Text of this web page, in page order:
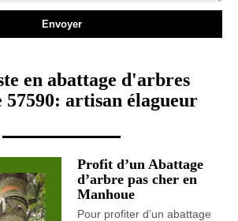
en abattage d'arbres
57590: artisan élagueur
Profit d’un Abattage
d’arbre pas cher en
Manhoue
Pour profiter d’un abattage